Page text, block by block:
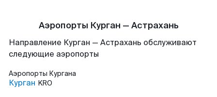
Аэропорты Курган — Астрахань
Направление Курган — Астрахань обслуживают
следующие аэропорты
Аэропорты Кургана
Курган KRO